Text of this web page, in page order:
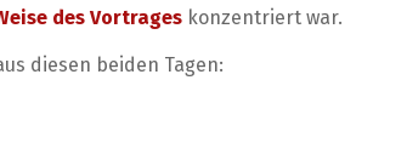
des Vortrages konzentriert war.
diesen beiden Tagen: